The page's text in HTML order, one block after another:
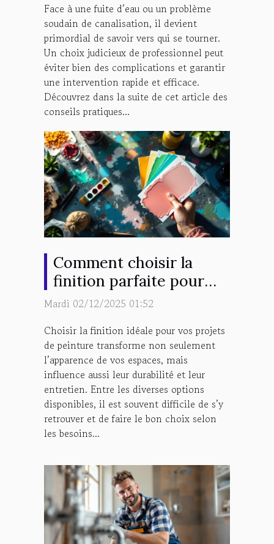
Face à une fuite d’eau ou un problème
soudain de canalisation, il devient
primordial de savoir vers qui se tourner.
Un choix judicieux de professionnel peut
éviter bien des complications et garantir
une intervention rapide et efficace.
Découvrez dans la suite de cet article des
conseils pratiques...
Comment choisir la
finition parfaite pour
vos projets de peinture
Mardi 02/12/2025 01:52
Choisir la finition idéale pour vos projets
de peinture transforme non seulement
l’apparence de vos espaces, mais
influence aussi leur durabilité et leur
entretien. Entre les diverses options
disponibles, il est souvent difficile de s’y
retrouver et de faire le bon choix selon
les besoins...